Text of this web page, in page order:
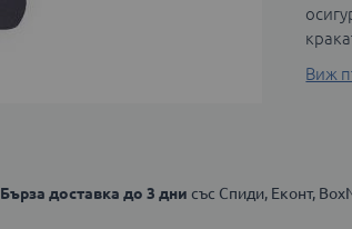
Виж
Бърза доставка до 3 дни със Спиди, Еконт,